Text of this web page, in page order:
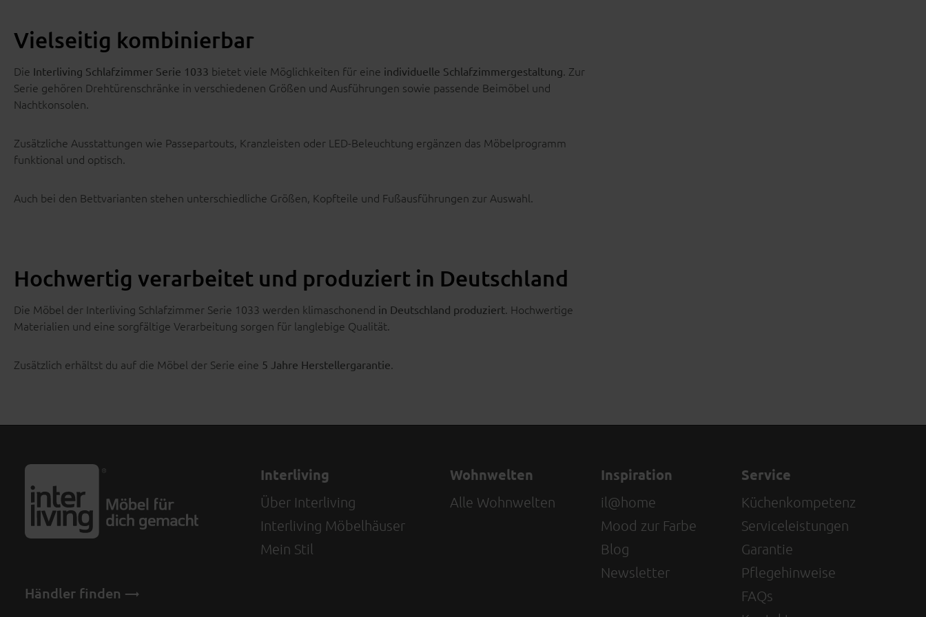
Vielseitig kombinierbar
Die Interliving Schlafzimmer Serie 1033 bietet viele Möglichkeiten für eine individuelle Schlafzimmergestaltung. Zur
Serie gehören Drehtürenschränke in verschiedenen Größen und Ausführungen sowie passende Beimöbel und
Nachtkonsolen.
Zusätzliche Ausstattungen wie Passepartouts, Kranzleisten oder LED-Beleuchtung ergänzen das Möbelprogramm
funktional und optisch.
Auch bei den Bettvarianten stehen unterschiedliche Größen, Kopfteile und Fußausführungen zur Auswahl.
Hochwertig verarbeitet und produziert in Deutschland
Die Möbel der Interliving Schlafzimmer Serie 1033 werden klimaschonend in Deutschland produziert. Hochwertige
Materialien und eine sorgfältige Verarbeitung sorgen für langlebige Qualität.
Zusätzlich erhältst du auf die Möbel der Serie eine 5 Jahre Herstellergarantie.
Händler finden
Interliving
Über Interliving
Interliving Möbelhäuser
Mein Stil
Wohnwelten
Alle Wohnwelten
Inspiration
il@home
Mood zur Farbe
Blog
Newsletter
Service
Küchenkompetenz
Serviceleistungen
Garantie
Pflegehinweise
FAQs